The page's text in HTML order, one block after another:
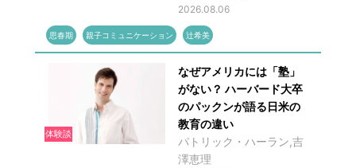
2026.08.06
思春期 親子コミュニケーション 辻希美
体験談
なぜアメリカには「塾」
がない？ ハーバード大卒
のパックンが語る日米の
教育の違い
パトリック・ハーラン,吉
澤恵理